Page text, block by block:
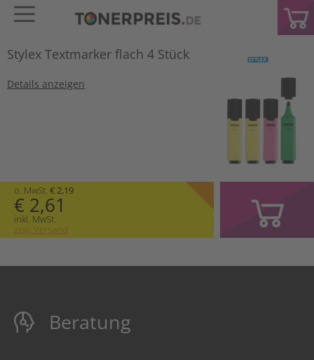
Stylex Textmarker flach 4 Stück
Details anzeigen
o. MwSt. € 2,19
€ 2,61
inkl. MwSt.
zzgl. Versand
Beratung